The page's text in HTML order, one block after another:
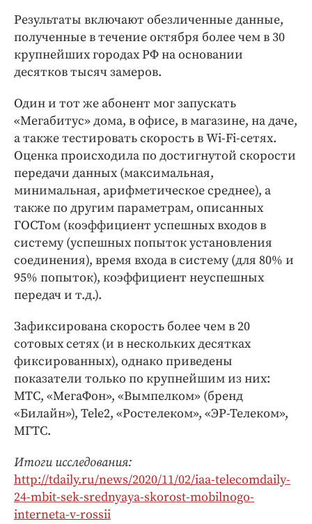
Результаты включают обезличенные данные,
полученные в течение октября более чем в 30
крупнейших городах РФ на основании
десятков тысяч замеров.
Один и тот же абонент мог запускать
«Мегабитус» дома, в офисе, в магазине, на даче,
а также тестировать скорость в Wi-Fi-сетях.
Оценка происходила по достигнутой скорости
передачи данных (максимальная,
минимальная, арифметическое среднее), а
также по другим параметрам, описанных
ГОСТом (коэффициент успешных входов в
систему (успешных попыток установления
соединения), время входа в систему (для 80% и
95% попыток), коэффициент неуспешных
передач и т.д.).
Зафиксирована скорость более чем в 20
сотовых сетях (и в нескольких десятках
фиксированных), однако приведены
показатели только по крупнейшим из них:
МТС, «МегаФон», «Вымпелком» (бренд
«Билайн»), Tele2, «Ростелеком», «ЭР-Телеком»,
МГТС.
Итоги исследования:
http://tdaily.ru/news/2020/11/02/iaa-telecomdaily-
24-mbit-sek-srednyaya-skorost-mobilnogo-
interneta-v-rossii